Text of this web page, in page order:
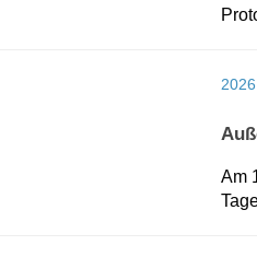
2026
Am